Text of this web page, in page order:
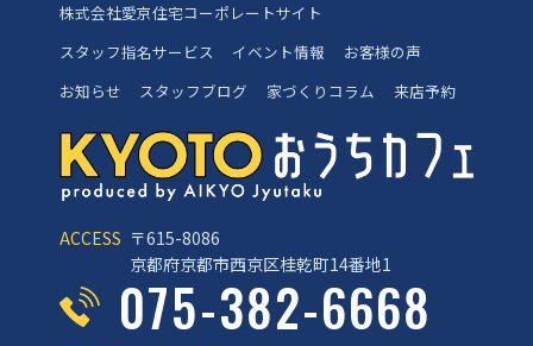
ACCESS 〒615-8086
京都府京都市西京区桂乾町14番地1
075-382-6668
株式会社愛京住宅コーポレートサイト
スタッフ指名サービス
イベント情報
お客様の声
お知らせ
スタッフブログ 家づくりコラム 来店予約